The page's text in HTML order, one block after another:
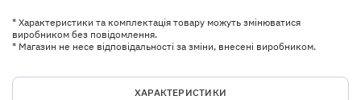
* Характеристики та комплектація товару можуть змінюватися
виробником без повідомлення.
* Магазин не несе відповідальності за зміни, внесені виробником.
ХАРАКТЕРИСТИКИ